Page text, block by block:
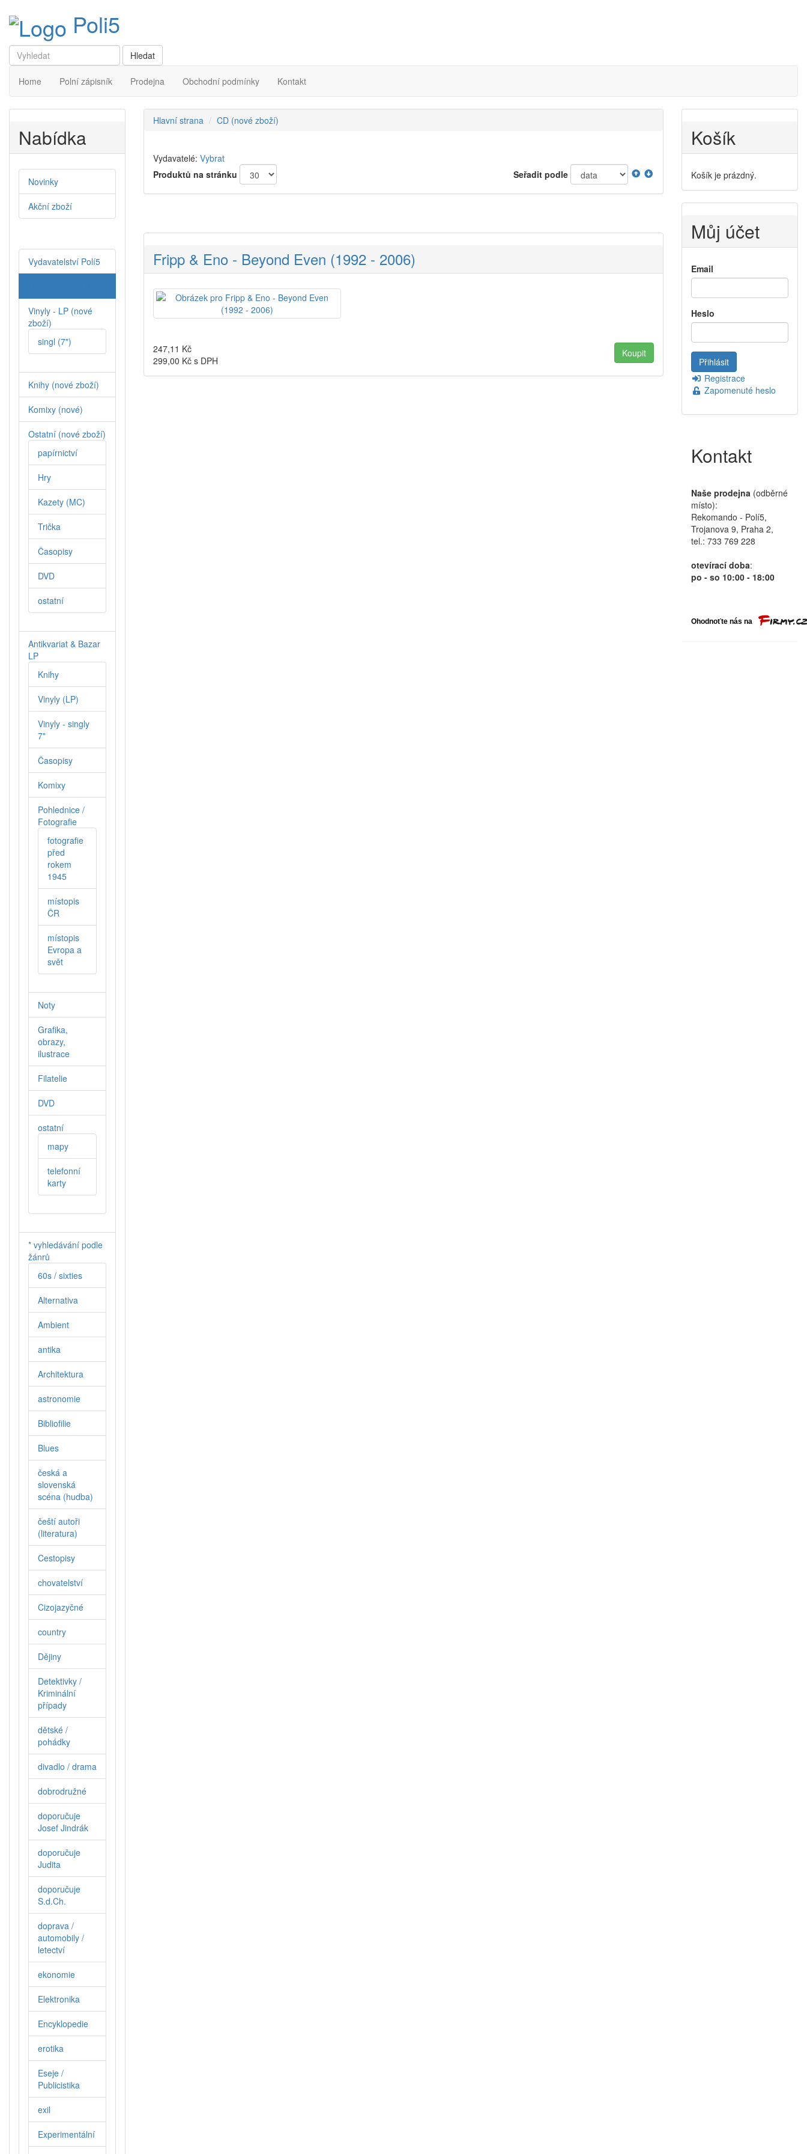
Poli5
Home Polní zápisník Prodejna Obchodní podmínky Kontakt
Hlavní strana CD (nové zboží)
Vydavatelé: Vybrat
Produktů na stránku
Seřadit podle
Fripp & Eno - Beyond Even (1992 - 2006)
247,11 Kč
299,00 Kč s DPH
Nabídka
Novinky
Akční zboží
Vydavatelství Polí5
Vinyly - LP (nové
zboží)
singl (7")
Knihy (nové zboží)
Komixy (nové)
Ostatní (nové zboží)
papírnictví
Hry
Kazety (MC)
Trička
Časopisy
DVD
ostatní
Antikvariat & Bazar
LP
Knihy
Vinyly (LP)
Vinyly - singly
7"
Časopisy
Komixy
Pohlednice /
Fotografie
fotografie
před
rokem
1945
místopis
ČR
místopis
Evropa a
svět
Noty
Grafika,
obrazy,
ilustrace
Filatelie
DVD
ostatní
mapy
telefonní
karty
* vyhledávání podle
žánrů
60s / sixties
Alternativa
Ambient
antika
Architektura
astronomie
Bibliofilie
Blues
česká a
slovenská
scéna (hudba)
čeští autoři
(literatura)
Cestopisy
chovatelství
Cizojazyčné
country
Dějiny
Detektivky /
Kriminální
případy
dětské /
pohádky
divadlo / drama
dobrodružné
doporučuje
Josef Jindrák
doporučuje
Judita
doporučuje
S.d.Ch.
doprava /
automobily /
letectví
ekonomie
Elektronika
Encyklopedie
erotika
Eseje /
Publicistika
exil
Experimentální
Košík
Košík je prázdný.
Můj účet
Email
Heslo
Registrace
Zapomenuté heslo
Kontakt
Naše prodejna (odběrné
místo):
Rekomando - Polí5,
Trojanova 9, Praha 2,
tel.: 733 769 228
otevírací doba:
po - so 10:00 - 18:00